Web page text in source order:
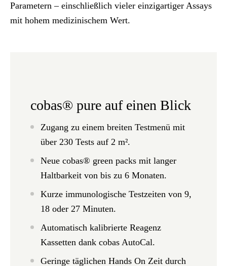
Parametern – einschließlich vieler einzigartiger Assays
mit hohem medizinischem Wert.
cobas® pure auf einen Blick
Zugang zu einem breiten Testmenü mit
über 230 Tests auf 2 m².
Neue cobas® green packs mit langer
Haltbarkeit von bis zu 6 Monaten.
Kurze immunologische Testzeiten von 9,
18 oder 27 Minuten.
Automatisch kalibrierte Reagenz
Kassetten dank cobas AutoCal.
Geringe täglichen Hands On Zeit durch